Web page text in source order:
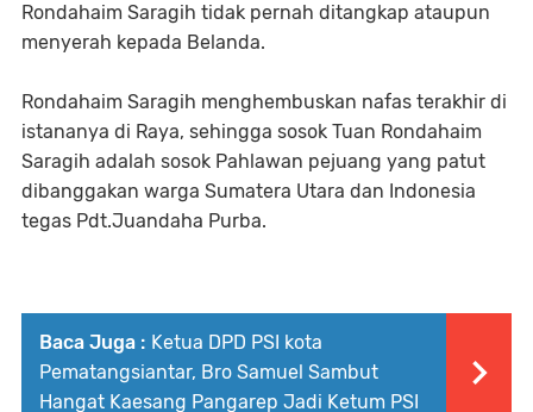
Rondahaim Saragih tidak pernah ditangkap ataupun
menyerah kepada Belanda.
Rondahaim Saragih menghembuskan nafas terakhir di
istananya di Raya, sehingga sosok Tuan Rondahaim
Saragih adalah sosok Pahlawan pejuang yang patut
dibanggakan warga Sumatera Utara dan Indonesia
tegas Pdt.Juandaha Purba.
Baca Juga : Ketua DPD PSI kota
Pematangsiantar, Bro Samuel Sambut
Hangat Kaesang Pangarep Jadi Ketum PSI